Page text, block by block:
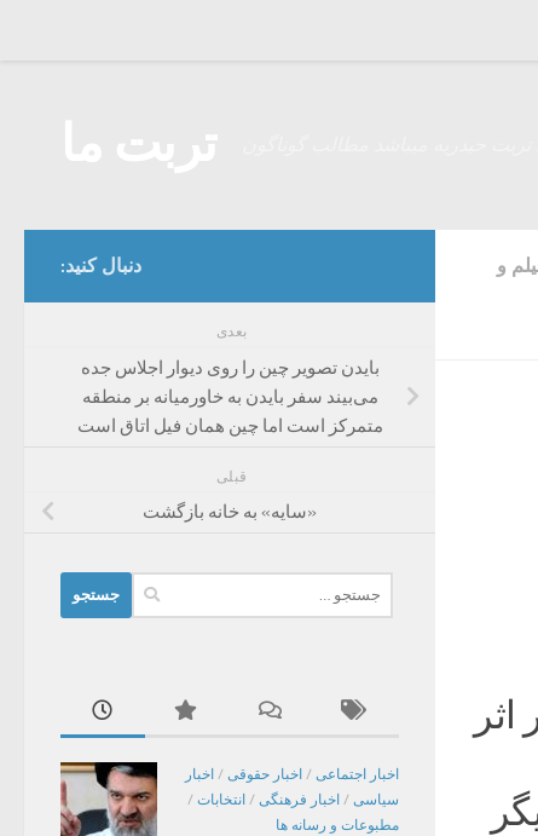
و
دنبال کنید:
بعدی
بایدن تصویر چین را روی دیوار اجلاس جده
می‌بیند سفر بایدن به خاورمیانه بر منطقه
متمرکز است اما چین همان فیل اتاق است
قبلی
«سایه» به خانه بازگشت
برای:
اخبار اجتماعی / اخبار حقوقی / اخبار
سیاسی / اخبار فرهنگی / انتخابات /
مطبوعات و رسانه ها